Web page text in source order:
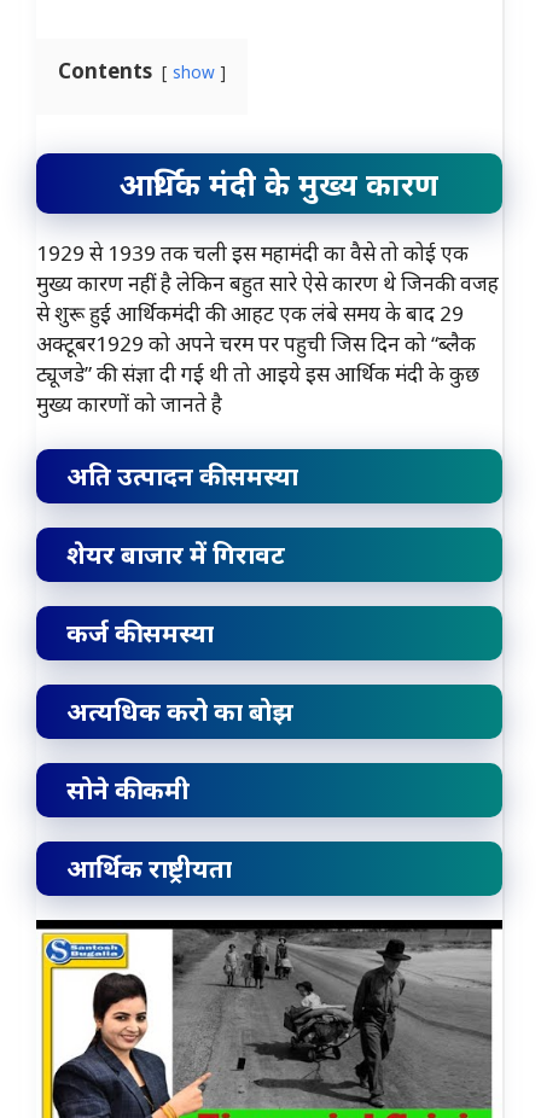
Contents show
आर्थिक मंदी के मुख्य कारण
1929 से 1939 तक चली इस महामंदी का वैसे तो कोई एक
मुख्य कारण नहीं है लेकिन बहुत सारे ऐसे कारण थे जिनकी वजह
से शुरू हुई आर्थिकमंदी की आहट एक लंबे समय के बाद 29
अक्टूबर1929 को अपने चरम पर पहुची जिस दिन को “ब्लैक
ट्यूजडे” की संज्ञा दी गई थी तो आइये इस आर्थिक मंदी के कुछ
मुख्य कारणों को जानते है
अति उत्पादन की समस्या
शेयर बाजार में गिरावट
कर्ज की समस्या
अत्यधिक करो का बोझ
सोने की कमी
आर्थिक राष्ट्रीयता